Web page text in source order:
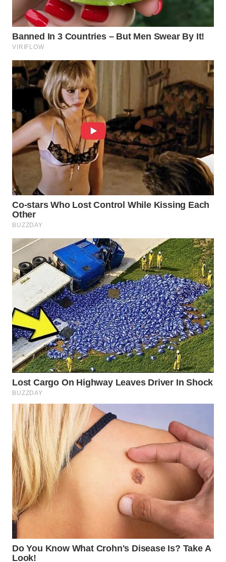
WN
PURWAKARTA
WN
TIMUR
WN
SEMARANG
WN
SOLO
WN
BOROBUDUR
WN
MADURA
WN
SURABAYA
WN
NATUNA
WN
BINTAN
WN
MANDALIKA
WN
LIKUPANG
WN
LABUANBAJO
WN
BORNEO
Wahana
Media
Group
WAHANA
NEWS